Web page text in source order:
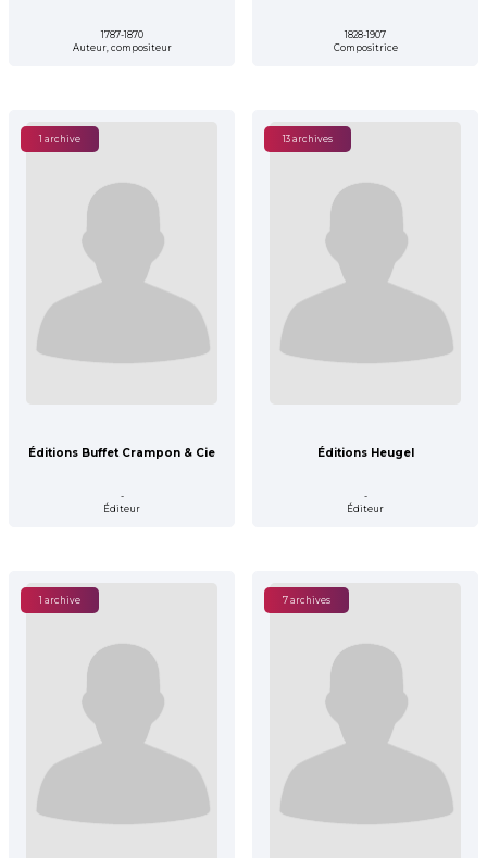
1787-1870
Auteur, compositeur
1828-1907
Compositrice
1 archive
Éditions Buffet Crampon & Cie
-
Éditeur
13 archives
Éditions Heugel
-
Éditeur
1 archive 7 archives